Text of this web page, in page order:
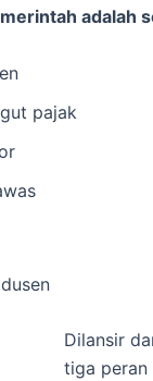
adalah
pajak
Dilansir
tiga peran